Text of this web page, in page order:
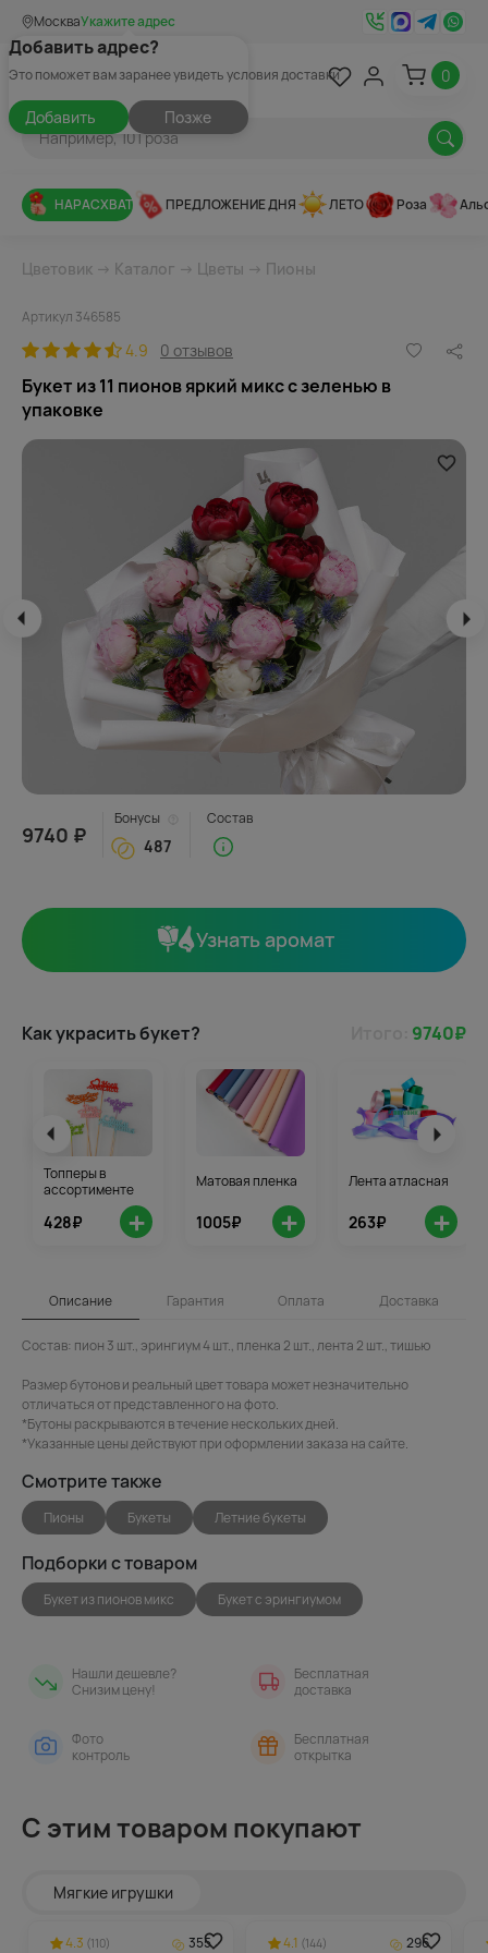
МоскваУкажите адрес
Добавить адрес?
Это поможет вам заранее увидеть условия доставки
Добавить Позже
0
НАРАСХВАТ ПРЕДЛОЖЕНИЕ ДНЯ ЛЕТО Роза
Цветовик → Каталог → Цветы → Пионы
Артикул 346585
4.9 0 отзывов
Букет из 11 пионов яркий микс с зеленью в
упаковке
9740 ₽
Бонусы
487
Состав
Узнать аромат
Как украсить букет? 9740₽
Топперы в
ассортименте
428₽ +
Матовая пленка
1005₽ +
Лента атласная
263₽ +
Описание Гарантия Оплата Доставка
Состав: пион 3 шт., эрингиум 4 шт., пленка 2 шт., лента 2 шт., тишью
Размер бутонов и реальный цвет товара может незначительно
отличаться от представленного на фото.
*Бутоны раскрываются в течение нескольких дней.
*Указанные цены действуют при оформлении заказа на сайте.
Смотрите также
Пионы Букеты Летние букеты
Подборки с товаром
Букет из пионов микс Букет с эрингиумом
Нашли дешевле?
Снизим цену!
Бесплатная
доставка
Фото
контроль
Бесплатная
открытка
С этим товаром покупают
Мягкие игрушки
4.3 (110) 355 4.1 (144) 296